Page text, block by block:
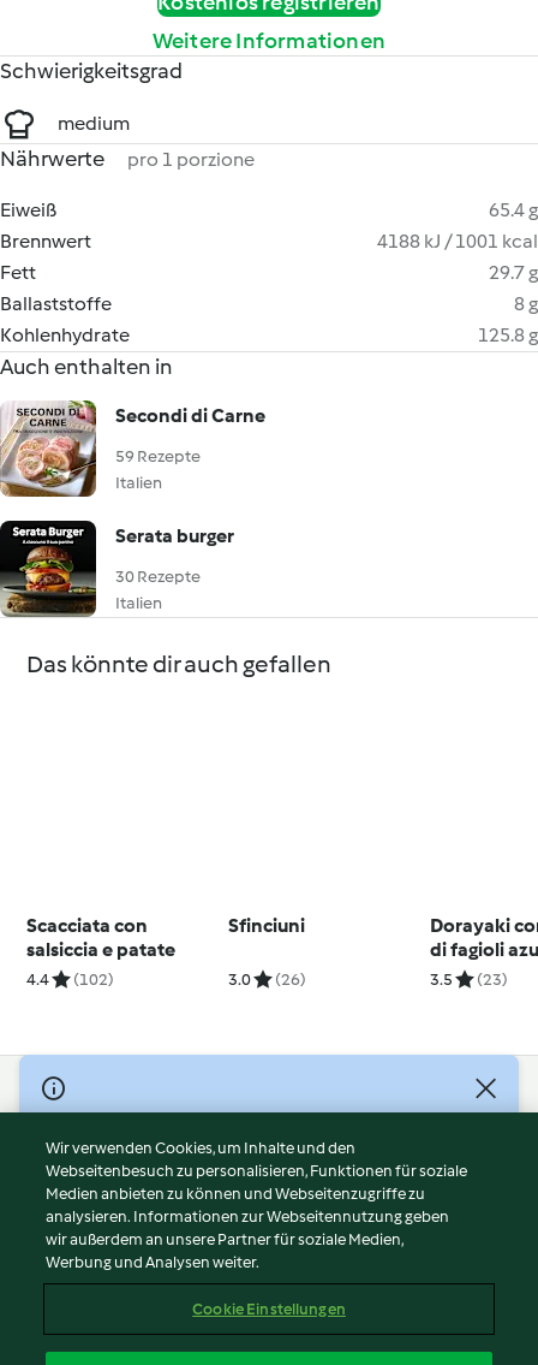
Weitere Informationen
Schwierigkeitsgrad
medium
Nährwerte pro 1 porzione
Eiweiß
65.4 g
Brennwert
4188 kJ / 1001 kcal
Fett
29.7 g
Ballaststoffe
8 g
Kohlenhydrate
125.8 g
Auch enthalten in
Secondi di Carne
59 Rezepte
Italien
Serata burger
30 Rezepte
Italien
Das könnte dir auch gefallen
Scacciata con
salsiccia e patate
4.4 (102)
Sfinciuni
3.0 (26)
Dorayaki
di fagioli
3.5 (23)
© Copyright 2026
Nutzungsbedingungen
Datenschutzrichtlinien
Disclaimer
Impressum
Cookies
Abo kündigen
Wir verwenden Cookies, um Inhalte und den
Webseitenbesuch zu personalisieren, Funktionen für soziale
Medien anbieten zu können und Webseitenzugriffe zu
analysieren. Informationen zur Webseitennutzung geben
wir außerdem an unsere Partner für soziale Medien,
Werbung und Analysen weiter.
Cookie Einstellungen